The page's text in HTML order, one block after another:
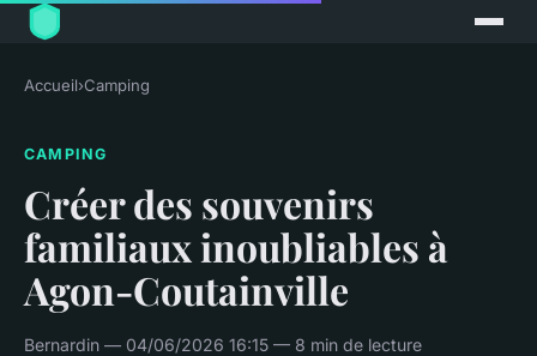
Accueil›Camping
CAMPING
Créer des souvenirs
familiaux inoubliables à
Agon-Coutainville
Bernardin — 04/06/2026 16:15 — 8 min de lecture